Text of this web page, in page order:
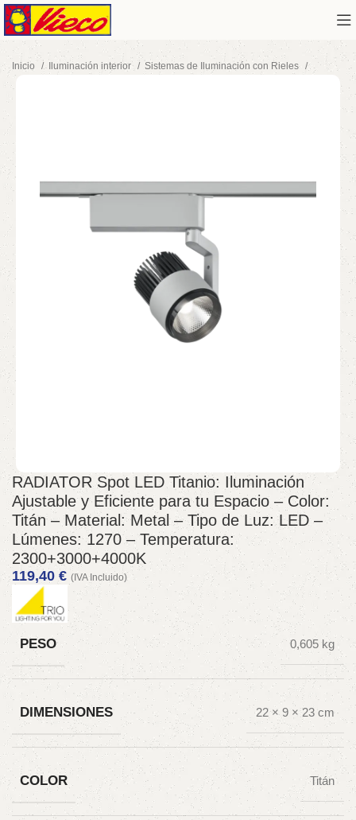
Inicio Iluminación interior Sistemas de Iluminación con Rieles
RADIATOR Spot LED Titanio: Iluminación
Ajustable y Eficiente para tu Espacio – Color:
Titán – Material: Metal – Tipo de Luz: LED –
Lúmenes: 1270 – Temperatura:
2300+3000+4000K
119,40 € (IVA Incluido)
PESO 0,605 kg
DIMENSIONES 22 × 9 × 23 cm
COLOR Titán